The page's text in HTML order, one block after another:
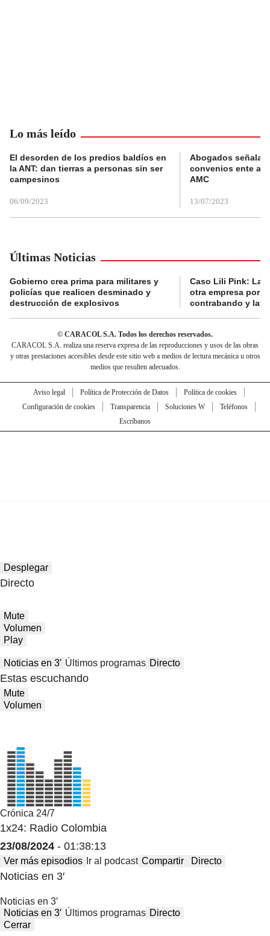
Lo más leído
El desorden de los predios baldíos en
la ANT: dan tierras a personas sin ser
campesinos
06/09/2023
Abogados
convenios ente
AMC
13/07/2023
Últimas Noticias
Gobierno crea prima para militares y
policías que realicen desminado y
destrucción de explosivos
Caso Lili Pink: La
otra empresa por
contrabando y
© CARACOL S.A. Todos los derechos reservados.
CARACOL S.A. realiza una reserva expresa de las reproducciones y usos de las obras
y otras prestaciones accesibles desde este sitio web a medios de lectura mecánica u otros
medios que resulten adecuados.
Aviso legal Política de Protección de Datos
Política de cookies
Configuración de cookies
Transparencia Soluciones W
Teléfonos
Escríbanos
Desplegar
Directo
Mute
Volumen
Play
Noticias en 3′ Últimos programas Directo
Estas escuchando
Mute
Volumen
Crónica 24/7
1x24: Radio Colombia
23/08/2024 - 01:38:13
Ver más episodios Ir al podcast Compartir Directo
Noticias en 3′
Noticias en 3′
Noticias en 3′ Últimos programas Directo
Cerrar